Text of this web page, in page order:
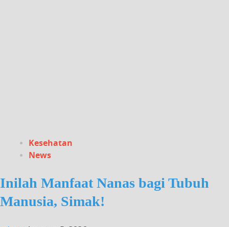
Kesehatan
News
Inilah Manfaat Nanas bagi Tubuh
Manusia, Simak!